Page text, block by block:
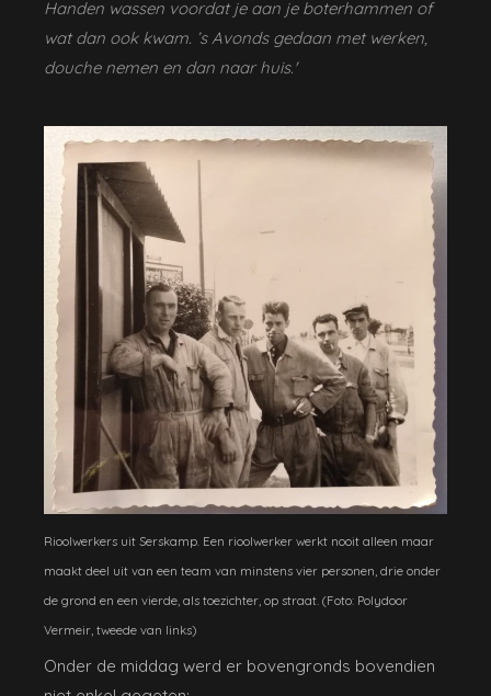
Handen wassen voordat je aan je boterhammen of
wat dan ook kwam. ’s Avonds gedaan met werken,
douche nemen en dan naar huis.'
Rioolwerkers uit Serskamp. Een rioolwerker werkt nooit alleen maar
maakt deel uit van een team van minstens vier personen, drie onder
de grond en een vierde, als toezichter, op straat. (Foto: Polydoor
Vermeir, tweede van links)
Onder de middag werd er bovengronds bovendien